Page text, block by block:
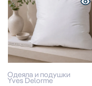
Одеяла и подушки
Yves Delorme